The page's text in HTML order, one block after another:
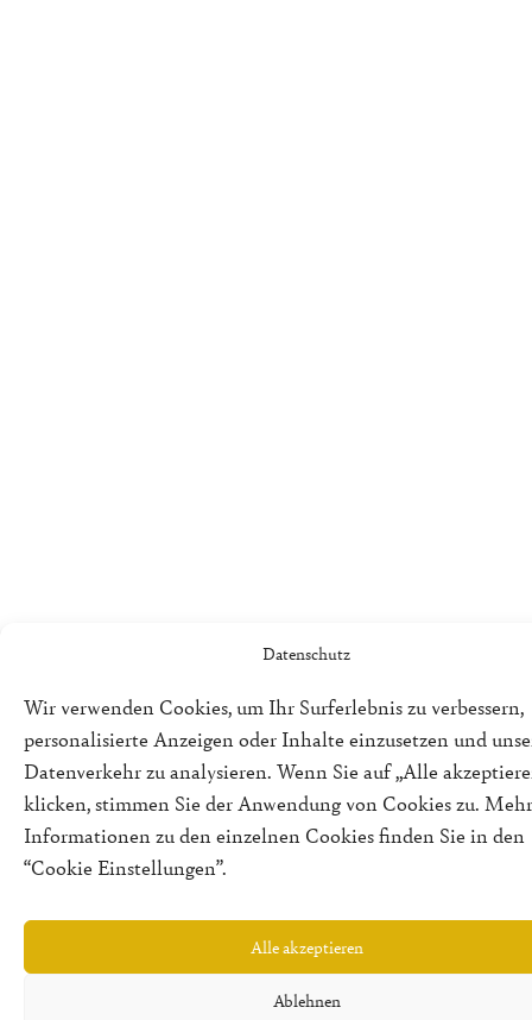
Datenschutz
Wir verwenden Cookies, um Ihr Surferlebnis zu verbessern,
personalisierte Anzeigen oder Inhalte einzusetzen und
Datenverkehr zu analysieren. Wenn Sie auf „Alle
klicken, stimmen Sie der Anwendung von Cookies zu. Mehr
Informationen zu den einzelnen Cookies finden Sie in den
“Cookie Einstellungen”.
Alle akzeptieren
Ablehnen